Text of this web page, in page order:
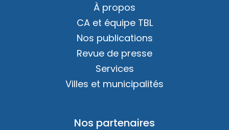
À propos
CA et équipe TBL
Nos publications
Revue de presse
Services
Villes et municipalités
Nos partenaires